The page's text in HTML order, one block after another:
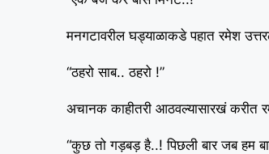
मनगटावरील घड्याळाकडे पहात रमेश
“ठहरो साब.. ठहरो !”
अचानक काहीतरी आठवल्यासारखं करीत
“कुछ तो गड़बड़ है..! पिछली बार जब हम